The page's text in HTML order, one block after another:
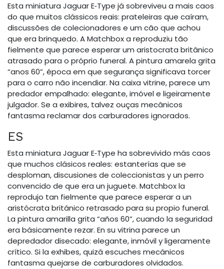
Esta miniatura Jaguar E‑Type já sobreviveu a mais caos
do que muitos clássicos reais: prateleiras que caíram,
discussões de colecionadores e um cão que achou
que era brinquedo. A Matchbox a reproduziu tão
fielmente que parece esperar um aristocrata britânico
atrasado para o próprio funeral. A pintura amarela grita
“anos 60”, época em que segurança significava torcer
para o carro não incendiar. Na caixa vitrine, parece um
predador empalhado: elegante, imóvel e ligeiramente
julgador. Se a exibires, talvez ouças mecânicos
fantasma reclamar dos carburadores ignorados.
ES
Esta miniatura Jaguar E‑Type ha sobrevivido más caos
que muchos clásicos reales: estanterías que se
desploman, discusiones de coleccionistas y un perro
convencido de que era un juguete. Matchbox la
reprodujo tan fielmente que parece esperar a un
aristócrata británico retrasado para su propio funeral.
La pintura amarilla grita “años 60”, cuando la seguridad
era básicamente rezar. En su vitrina parece un
depredador disecado: elegante, inmóvil y ligeramente
crítico. Si la exhibes, quizá escuches mecánicos
fantasma quejarse de carburadores olvidados.